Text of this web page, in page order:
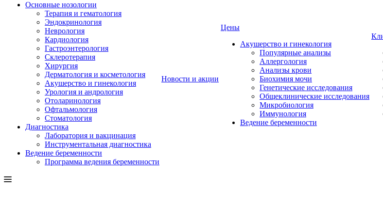
Основные нозологии
Терапия и гематология
Эндокринология
Неврология
Кардиология
Гастроэнтерология
Склеротерапия
Хирургия
Дерматология и косметология
Акушерство и гинекология
Урология и андрология
Отоларинология
Офтальмология
Стоматология
Диагностика
Лаборатория и вакцинация
Инструментальная диагностика
Ведение беременности
Программа ведения беременности
Новости и акции
Цены
Акушерство и гинекология
Популярные анализы
Аллергология
Анализы крови
Биохимия мочи
Генетические исследования
Общеклинические исследования
Микробиология
Иммунология
Ведение беременности